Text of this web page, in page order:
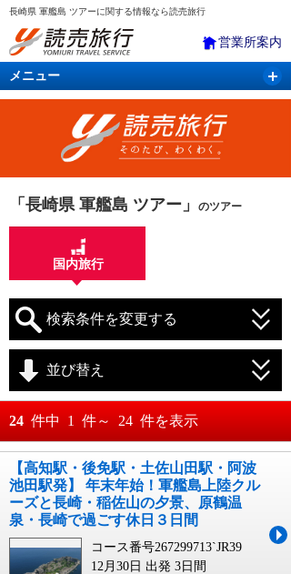
長崎県 軍艦島 ツアーに関する情報なら読売旅行
営業所案内
メニュー
国内旅行 バスツアー 海外旅行
「長崎県 軍艦島 ツアー」 のツアー
国内旅行
検索条件を変更する
月 日～
月 日
並び替え
おすすめ順
料金が安い順
料金が高い順
24 件中 1 件～ 24 件を表示
【高知駅・後免駅・土佐山田駅・阿波
池田駅発】 年末年始！軍艦島上陸クル
ーズと長崎・稲佐山の夕景、原鶴温
泉・長崎で過ごす休日３日間
コース番号267299713`JR39
12月30日 出発 3日間